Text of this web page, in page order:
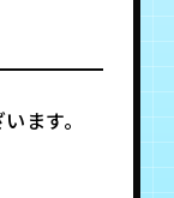
ます。